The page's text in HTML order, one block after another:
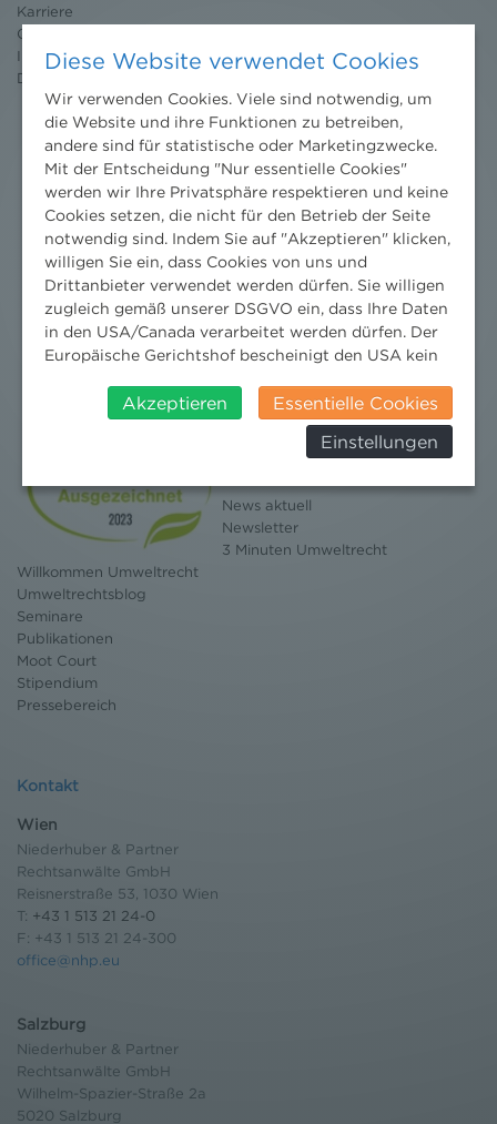
Karriere
Ombudsstelle
Impressum
Datenschutz
News aktuell
Newsletter
3 Minuten Umweltrecht
Willkommen Umweltrecht
Umweltrechtsblog
Seminare
Publikationen
Moot Court
Stipendium
Pressebereich
Kontakt
Wien
Niederhuber & Partner
Rechtsanwälte GmbH
Reisnerstraße 53, 1030 Wien
T: +43 1 513 21 24-0
F: +43 1 513 21 24-300
office@nhp.eu
Salzburg
Niederhuber & Partner
Rechtsanwälte GmbH
Wilhelm-Spazier-Straße 2a
5020 Salzburg
Diese Website verwendet Cookies
Wir verwenden Cookies. Viele sind notwendig, um
die Website und ihre Funktionen zu betreiben,
andere sind für statistische oder Marketingzwecke.
Mit der Entscheidung "Nur essentielle Cookies"
werden wir Ihre Privatsphäre respektieren und keine
Cookies setzen, die nicht für den Betrieb der Seite
notwendig sind. Indem Sie auf "Akzeptieren" klicken,
willigen Sie ein, dass Cookies von uns und
Drittanbieter verwendet werden dürfen. Sie willigen
zugleich gemäß unserer DSGVO ein, dass Ihre Daten
in den USA/Canada verarbeitet werden dürfen. Der
Europäische Gerichtshof bescheinigt den USA kein
insbesondere das Risiko, dass ihre Daten durch US-
Behörden, zu Kontroll- und zu
Überwachungszwecken, verarbeitet werden und
werden können. Zudem finden Sie am
Bildschirmrand ein Cookie-Icon wo Sie jederzeit Ihre
Einwilligung widerrufen und Widerspruch ausüben.
Weitere Infomationen finden Sie hier:
Datenschutzerklärung
Akzeptieren
Essentielle Cookies
Einstellungen